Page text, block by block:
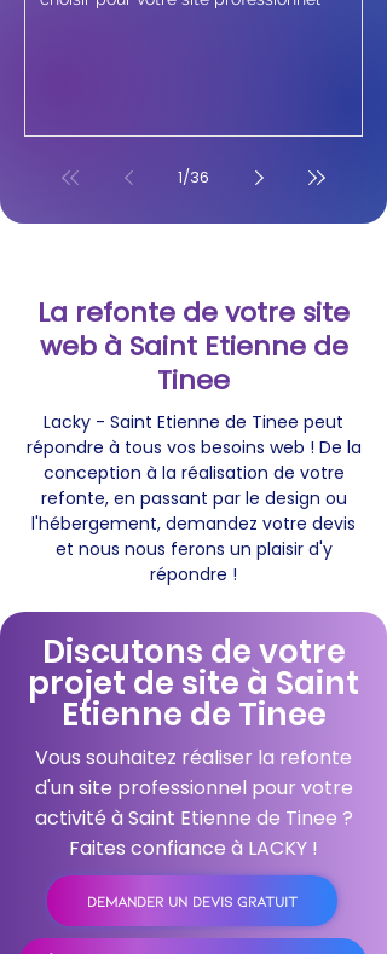
1/36
La refonte de votre site
web à Saint Etienne de
Tinee
Lacky - Saint Etienne de Tinee peut
répondre à tous vos besoins web ! De la
conception à la réalisation de votre
refonte, en passant par le design ou
l'hébergement, demandez votre devis
et nous nous ferons un plaisir d'y
répondre !
Discutons de votre
projet de site à Saint
Etienne de Tinee
Vous souhaitez réaliser la refonte
d'un site professionnel pour votre
activité à Saint Etienne de Tinee ?
Faites confiance à LACKY !
DEMANDER UN DEVIS GRATUIT